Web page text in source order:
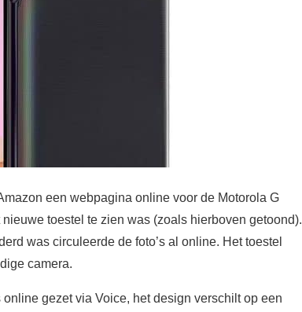
een webpagina online voor de Motorola G
toestel te zien was (zoals hierboven getoond).
was circuleerde de foto’s al online. Het toestel
camera.
gezet via Voice, het design verschilt op een